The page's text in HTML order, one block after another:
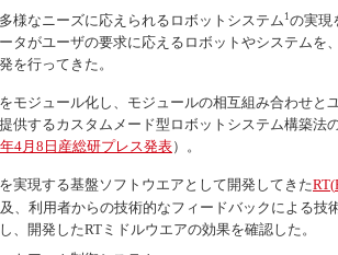
様なニーズに応えられるロボットシステム1 の実現
タがユーザの要求に応えるロボットやシステム
を行ってきた。
モジュール化し、モジュールの相互組み合わせ
供するカスタムメード型ロボットシステム構築
4月8日産総研プレス発表）。
実現する基盤ソフトウエアとして開発してきたRT(
、利用者からの技術的なフィードバックによる
、開発したRTミドルウエアの効果を確認した。